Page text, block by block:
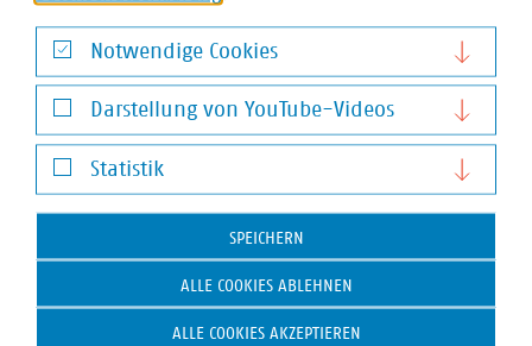
Notwendige Cookies
Notwendige Cookies
Darstellung von YouTube-Videos
Darstellung von YouTube-Videos
Statistik
Statistik
SPEICHERN
ALLE COOKIES ABLEHNEN
ALLE COOKIES AKZEPTIEREN